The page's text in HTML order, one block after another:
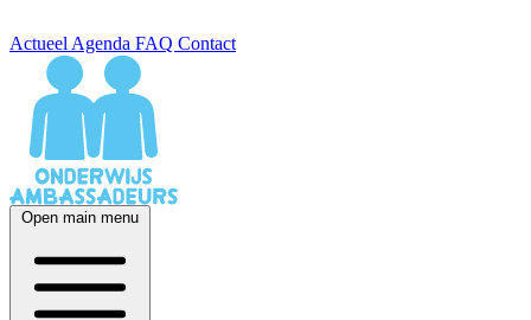
Actueel Agenda FAQ Contact
Open main menu